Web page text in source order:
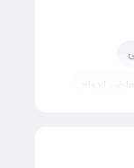
ازدواج